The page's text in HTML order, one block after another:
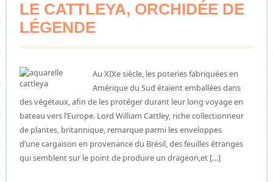
LE CATTLEYA, ORCHIDÉE DE
LÉGENDE
Au XIXe siècle, les poteries fabriquées en
Amérique du Sud étaient emballées dans
des végétaux, afin de les protéger durant leur long voyage en
bateau vers l’Europe. Lord William Cattley, riche collectionneur
de plantes, britannique, remarque parmi les enveloppes
d’une cargaison en provenance du Brésil, des feuilles étranges
qui semblent sur le point de produire un drageon,et […]